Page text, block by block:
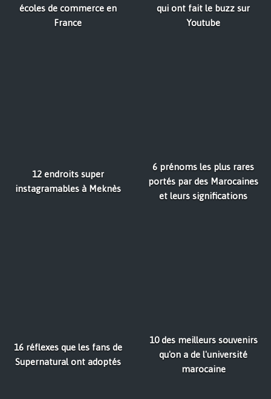
écoles de commerce en
France
qui ont fait le buzz sur
Youtube
12 endroits super
instagramables à Meknès
6 prénoms les plus rares
portés par des Marocaines
et leurs significations
16 réflexes que les fans de
Supernatural ont adoptés
10 des meilleurs souvenirs
qu'on a de l'université
marocaine